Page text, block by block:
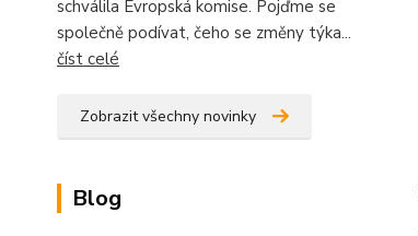
schválila Evropská komise. Pojďme se
společně podívat, čeho se změny týka...
číst celé
Zobrazit všechny novinky
Blog